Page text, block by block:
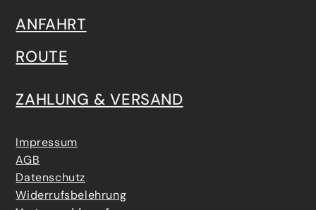
ANFAHRT
ROUTE
ZAHLUNG & VERSAND
Impressum
AGB
Datenschutz
Widerrufsbelehrung